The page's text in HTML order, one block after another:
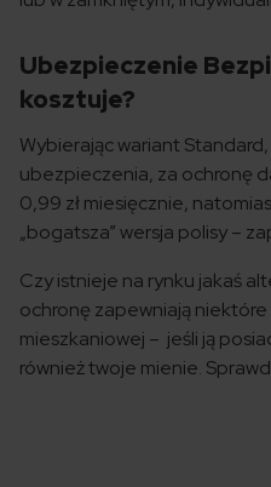
Ubezpieczenie
kosztuje?
Wybierając wariant
ubezpieczenia, za ochronę
0,99 zł miesięcznie,
„bogatsza” wersja polisy –
Czy istnieje na rynku jakaś
ochronę zapewniają
mieszkaniowej – jeśli ją
również twoje mienie.